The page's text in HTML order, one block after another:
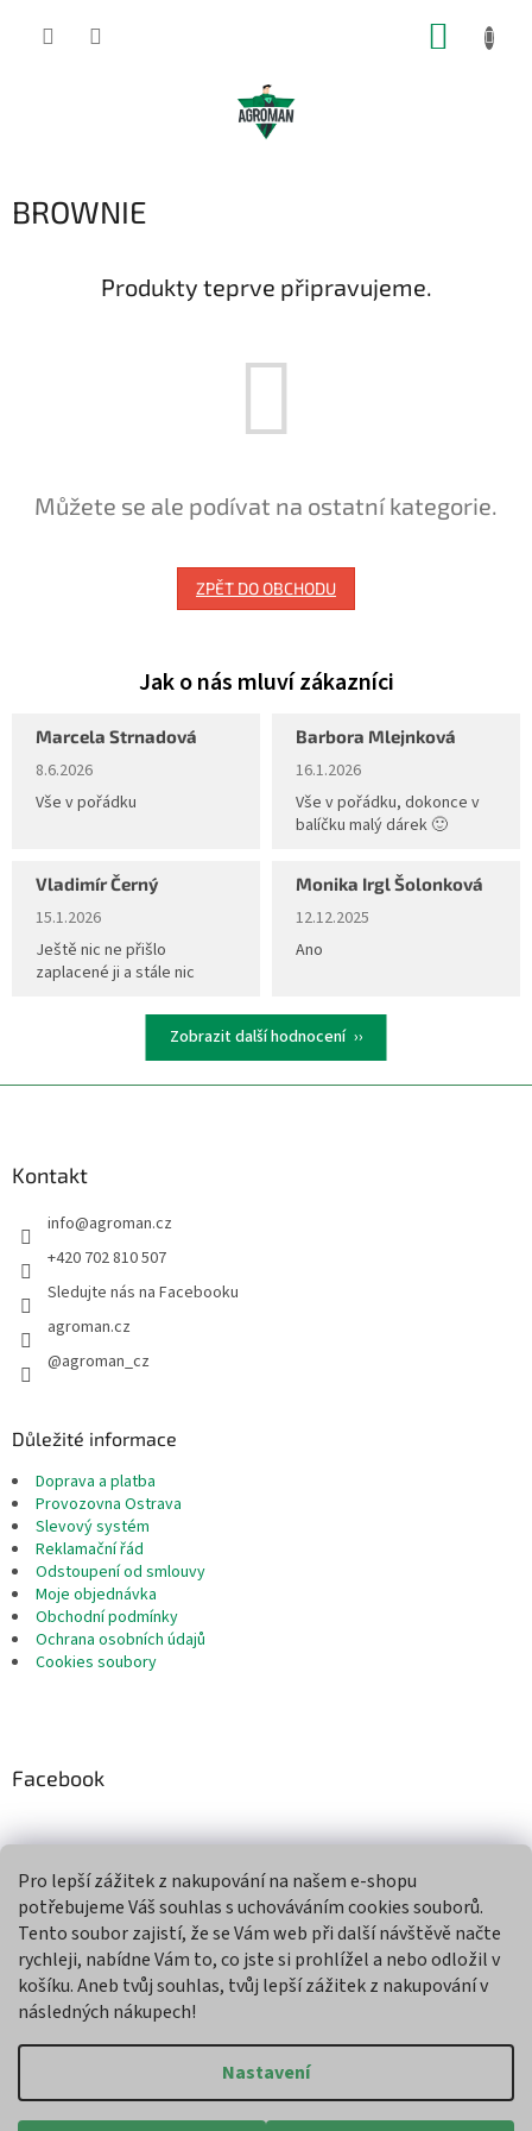
Pro lepší zážitek z nakupování na našem e-shopu
potřebujeme Váš souhlas s uchováváním cookies souborů.
Tento soubor zajistí, že se Vám web při další návštěvě načte
rychleji, nabídne Vám to, co jste si prohlížel a nebo odložil v
košíku. Aneb tvůj souhlas, tvůj lepší zážitek z nakupování v
následných nákupech!
Nastavení
BROWNIE
Produkty teprve připravujeme.
Můžete se ale podívat na ostatní kategorie.
ZPĚT DO OBCHODU
Marcela Strnadová
Hodnocení obchodu je 5 z 5 hvězdiček.
8.6.2026
Vše v pořádku
Barbora Mlejnková
Hodnocení obchodu je 5 z 5
16.1.2026
Vše v pořádku, dokonce v
balíčku malý dárek 🙂
Vladimír Černý
Hodnocení obchodu je 5 z 5 hvězdiček.
15.1.2026
Ještě nic ne přišlo
zaplacené ji a stále nic
Monika Irgl Šolonková
Hodnocení obchodu je 5 z 5
12.12.2025
Ano
Zobrazit další hodnocení
Kontakt
info@agroman.cz
+420 702 810 507
Sledujte nás na Facebooku
agroman.cz
@agroman_cz
Důležité informace
Doprava a platba
Provozovna Ostrava
Slevový systém
Reklamační řád
Odstoupení od smlouvy
Moje objednávka
Obchodní podmínky
Ochrana osobních údajů
Cookies soubory
Facebook
Přijímáme online platby